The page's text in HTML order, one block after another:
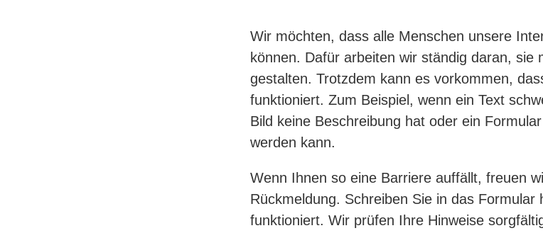
Wir möchten, dass alle Menschen unsere
können. Dafür arbeiten wir ständig daran, sie
gestalten. Trotzdem kann es vorkommen,
funktioniert. Zum Beispiel, wenn ein Text
Bild keine Beschreibung hat oder ein
werden kann.
Wenn Ihnen so eine Barriere auffällt, freuen
Rückmeldung. Schreiben Sie in das Formular
funktioniert. Wir prüfen Ihre Hinweise